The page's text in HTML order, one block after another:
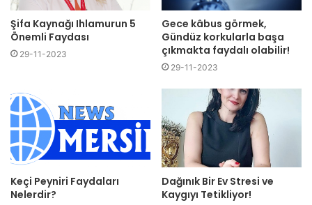
Şifa Kaynağı Ihlamurun 5
Önemli Faydası
29-11-2023
Gece kâbus görmek,
Gündüz korkularla başa
çıkmakta faydalı olabilir!
29-11-2023
Keçi Peyniri Faydaları
Nelerdir?
Dağınık Bir Ev Stresi ve
Kaygıyı Tetikliyor!